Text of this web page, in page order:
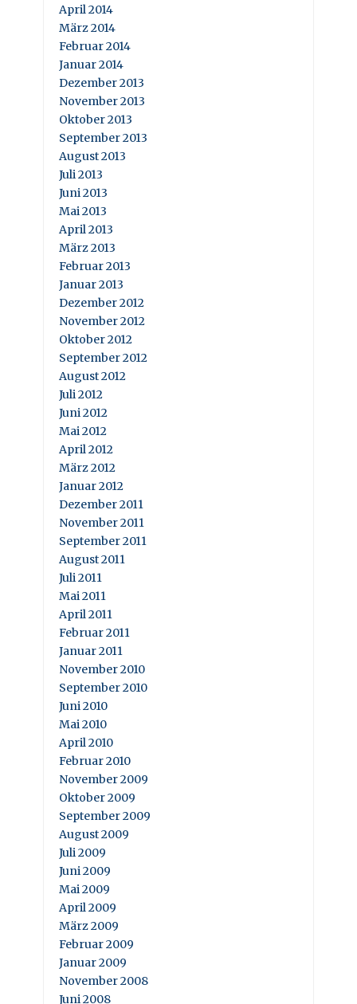
April 2014
März 2014
Februar 2014
Januar 2014
Dezember 2013
November 2013
Oktober 2013
September 2013
August 2013
Juli 2013
Juni 2013
Mai 2013
April 2013
März 2013
Februar 2013
Januar 2013
Dezember 2012
November 2012
Oktober 2012
September 2012
August 2012
Juli 2012
Juni 2012
Mai 2012
April 2012
März 2012
Januar 2012
Dezember 2011
November 2011
September 2011
August 2011
Juli 2011
Mai 2011
April 2011
Februar 2011
Januar 2011
November 2010
September 2010
Juni 2010
Mai 2010
April 2010
Februar 2010
November 2009
Oktober 2009
September 2009
August 2009
Juli 2009
Juni 2009
Mai 2009
April 2009
März 2009
Februar 2009
Januar 2009
November 2008
Juni 2008